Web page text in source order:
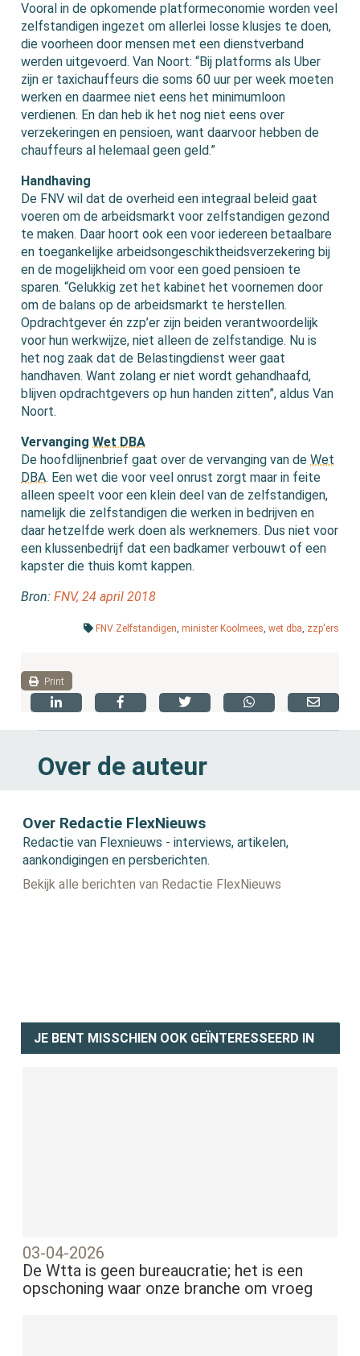
Vooral in de opkomende platformeconomie worden veel
zelfstandigen ingezet om allerlei losse klusjes te doen,
die voorheen door mensen met een dienstverband
werden uitgevoerd. Van Noort: “Bij platforms als Uber
zijn er taxichauffeurs die soms 60 uur per week moeten
werken en daarmee niet eens het minimumloon
verdienen. En dan heb ik het nog niet eens over
verzekeringen en pensioen, want daarvoor hebben de
chauffeurs al helemaal geen geld.”
Handhaving
De FNV wil dat de overheid een integraal beleid gaat
voeren om de arbeidsmarkt voor zelfstandigen gezond
te maken. Daar hoort ook een voor iedereen betaalbare
en toegankelijke arbeidsongeschiktheidsverzekering bij
en de mogelijkheid om voor een goed pensioen te
sparen. “Gelukkig zet het kabinet het voornemen door
om de balans op de arbeidsmarkt te herstellen.
Opdrachtgever én zzp’er zijn beiden verantwoordelijk
voor hun werkwijze, niet alleen de zelfstandige. Nu is
het nog zaak dat de Belastingdienst weer gaat
handhaven. Want zolang er niet wordt gehandhaafd,
blijven opdrachtgevers op hun handen zitten”, aldus Van
Noort.
VervangingWet DBA
De hoofdlijnenbrief gaat over de vervanging van deWet
DBA. Een wet die voor veel onrust zorgt maar in feite
alleen speelt voor een klein deel van de zelfstandigen,
namelijk die zelfstandigen die werken in bedrijven en
daar hetzelfde werk doen als werknemers. Dus niet voor
een klussenbedrijf dat een badkamer verbouwt of een
kapster die thuis komt kappen.
Bron:FNV, 24 april 2018
FNV Zelfstandigen, minister Koolmees, wet dba, zzp'ers
Print
Over de auteur
Over Redactie FlexNieuws
Redactie van Flexnieuws - interviews, artikelen,
aankondigingen en persberichten.
Bekijk alle berichten van Redactie FlexNieuws
JE BENT MISSCHIEN OOK GEÏNTERESSEERD IN
03-04-2026
De Wtta is geen bureaucratie; het is een
opschoning waar onze branche om vroeg